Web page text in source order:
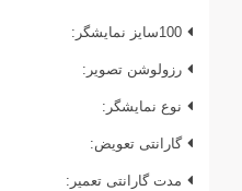
100سایز نمایشگر:
رزولوشن تصویر:
نوع نمایشگر:
گارانتی تعویض:
مدت گارانتی تعمیر: